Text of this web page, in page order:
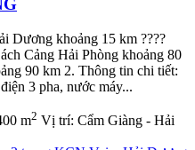
Dương khoảng 15 km ????️
Cảng Hải Phòng khoảng 80
90 km 2. Thông tin chi tiết:
3 pha, nước máy...
m2 Vị trí: Cẩm Giàng - Hải